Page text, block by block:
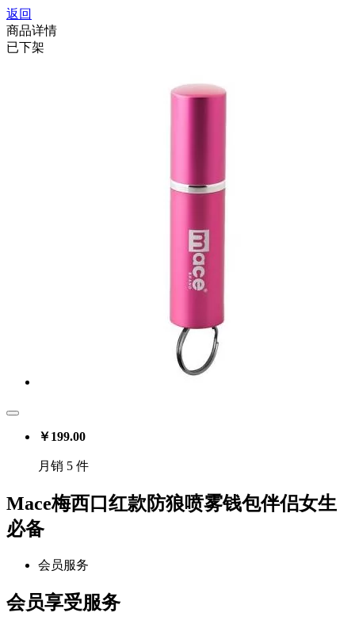
返回
商品详情
已下架
￥199.00
月销 5 件
Mace梅西口红款防狼喷雾钱包伴侣女生
必备
会员服务
会员享受服务